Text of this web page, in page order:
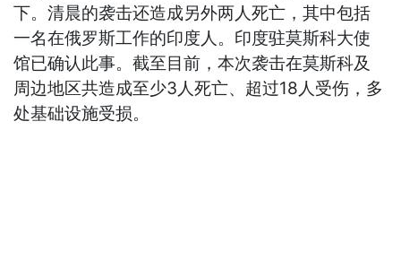
下。清晨的袭击还造成另外两人死亡，其中包括
一名在俄罗斯工作的印度人。印度驻莫斯科大使
馆已确认此事。截至目前，本次袭击在莫斯科及
周边地区共造成至少3人死亡、超过18人受伤，多
处基础设施受损。